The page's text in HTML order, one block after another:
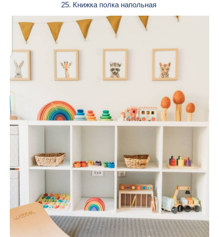
25. Книжка полка напольная